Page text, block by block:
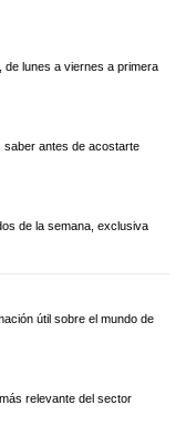
lunes a viernes a primera
saber antes de acostarte
de la semana, exclusiva
útil sobre el mundo de
relevante del sector